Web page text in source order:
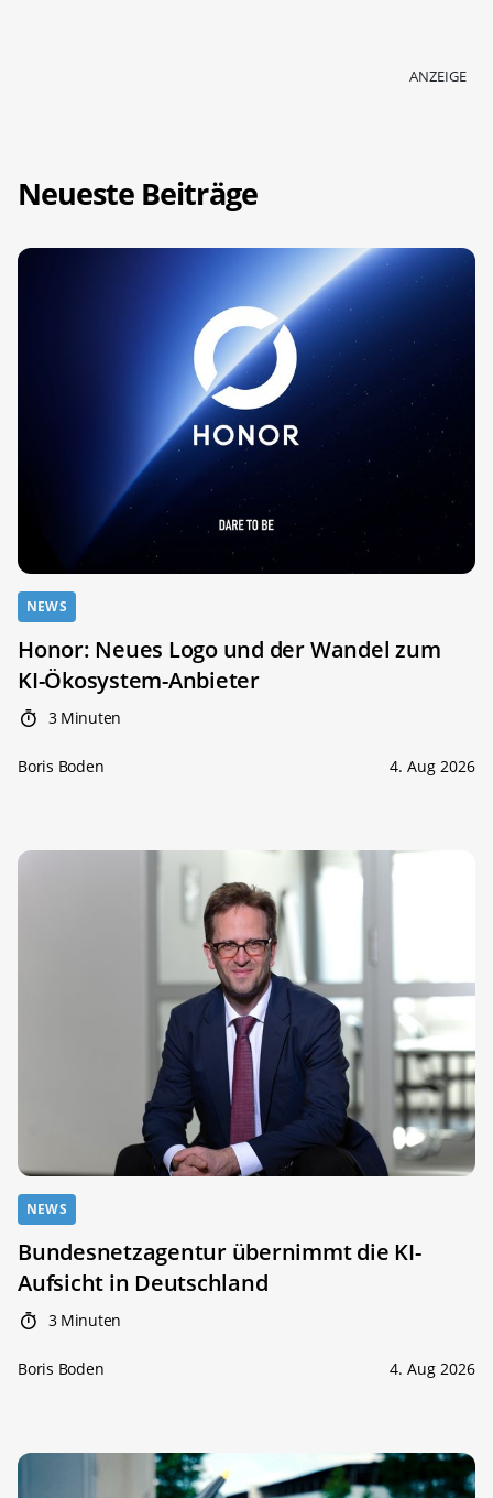
ANZEIGE
Neueste Beiträge
NEWS
Honor: Neues Logo und der Wandel zum
KI-Ökosystem-Anbieter
3 Minuten
Boris Boden 4. Aug 2026
NEWS
Bundesnetzagentur übernimmt die KI-
Aufsicht in Deutschland
3 Minuten
Boris Boden 4. Aug 2026